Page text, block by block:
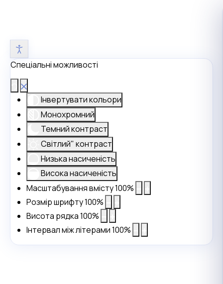
Спеціальні можливості
Інвертувати кольори
Монохромний
Темний контраст
Світлий" контраст
Низька насиченість
Висока насиченість
Масштабування вмісту100%
Розмір шрифту100%
Висота рядка100%
Інтервал між літерами100%